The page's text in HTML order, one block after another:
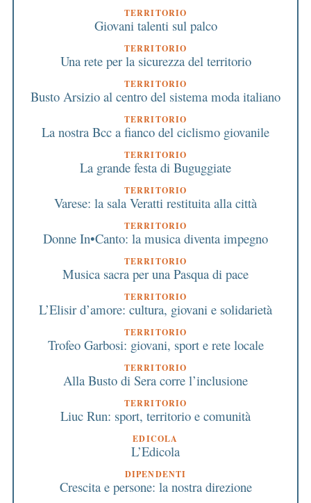
TERRITORIO
Giovani talenti sul palco
TERRITORIO
Una rete per la sicurezza del territorio
TERRITORIO
Busto Arsizio al centro del sistema moda italiano
TERRITORIO
La nostra Bcc a fianco del ciclismo giovanile
TERRITORIO
La grande festa di Buguggiate
TERRITORIO
Varese: la sala Veratti restituita alla città
TERRITORIO
Donne In•Canto: la musica diventa impegno
TERRITORIO
Musica sacra per una Pasqua di pace
TERRITORIO
L’Elisir d’amore: cultura, giovani e solidarietà
TERRITORIO
Trofeo Garbosi: giovani, sport e rete locale
TERRITORIO
Alla Busto di Sera corre l’inclusione
TERRITORIO
Liuc Run: sport, territorio e comunità
EDICOLA
L’Edicola
DIPENDENTI
Crescita e persone: la nostra direzione